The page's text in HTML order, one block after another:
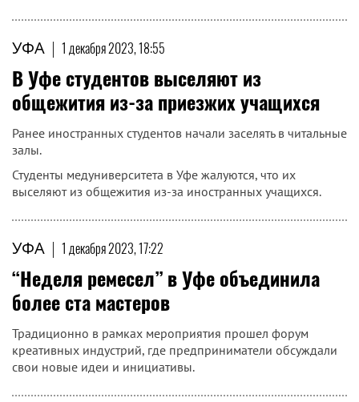
УФА | 1 декабря 2023, 18:55
В Уфе студентов выселяют из
общежития из-за приезжих учащихся
Ранее иностранных студентов начали заселять в читальные
залы.
Студенты медуниверситета в Уфе жалуются, что их
выселяют из общежития из-за иностранных учащихся.
УФА | 1 декабря 2023, 17:22
“Неделя ремесел” в Уфе объединила
более ста мастеров
Традиционно в рамках мероприятия прошел форум
креативных индустрий, где предприниматели обсуждали
свои новые идеи и инициативы.